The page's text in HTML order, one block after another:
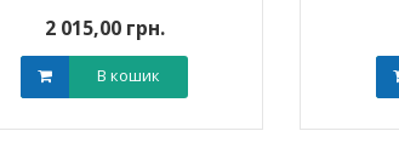
2 015,00 грн.
В кошик